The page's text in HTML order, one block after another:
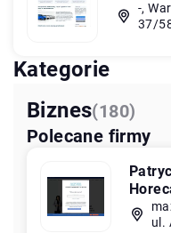
-,
37/
Kategorie
Biznes(180)
Polecane firmy
ul.